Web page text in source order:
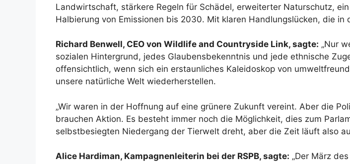
Landwirtschaft, stärkere Regeln für Schädel, erweiterter Naturschutz,
Halbierung von Emissionen bis 2030. Mit klaren Handlungslücken, die
Richard Benwell, CEO von Wildlife and Countryside Link, sagte: „Nur
sozialen Hintergrund, jedes Glaubensbekenntnis und jede ethnische
offensichtlich, wenn sich ein erstaunliches Kaleidoskop von
unsere natürliche Welt wiederherstellen.
„Wir waren in der Hoffnung auf eine grünere Zukunft vereint. Aber die
brauchen Aktion. Es besteht immer noch die Möglichkeit, dies zum
selbstbesiegten Niedergang der Tierwelt dreht, aber die Zeit läuft also
Alice Hardiman, Kampagnenleiterin bei der RSPB, sagte: „Der März